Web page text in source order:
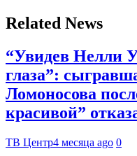
Related News
“Увидев Нелли
глаза”:
Ломоносова
красивой”
ТВ Центр4 месяца ago 0